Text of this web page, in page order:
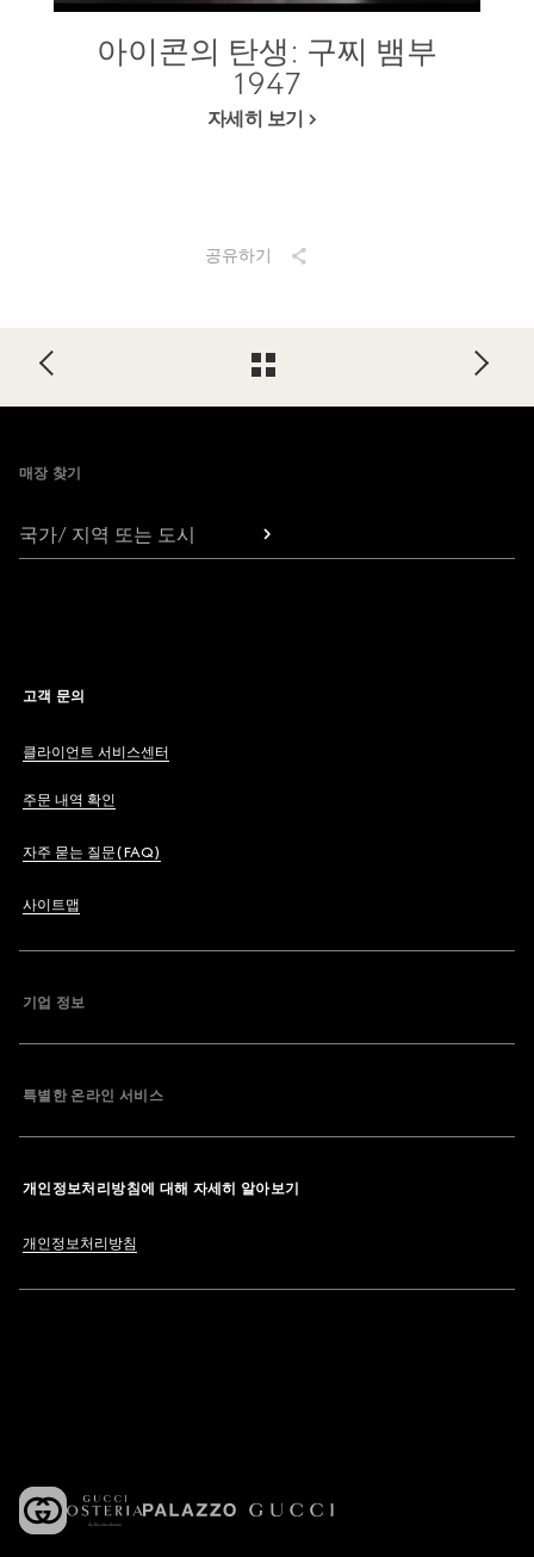
아이콘의 탄생: 구찌 뱀부
1947
자세히 보기
공유하기
Footer
매장 찾기
국가/ 지역 또는 도시
고객 문의
클라이언트 서비스센터
주문 내역 확인
자주 묻는 질문(FAQ)
사이트맵
기업 정보
특별한 온라인 서비스
개인정보처리방침에 대해 자세히 알아보기
개인정보처리방침